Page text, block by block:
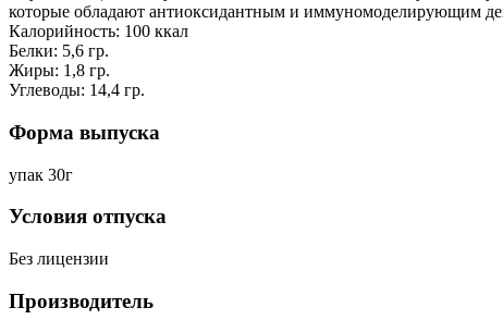
которые обладают антиоксидантным и иммуномоделирующим
Калорийность: 100 ккал
Белки: 5,6 гр.
Жиры: 1,8 гр.
Углеводы: 14,4 гр.
Форма выпуска
упак 30г
Условия отпуска
Без лицензии
Производитель